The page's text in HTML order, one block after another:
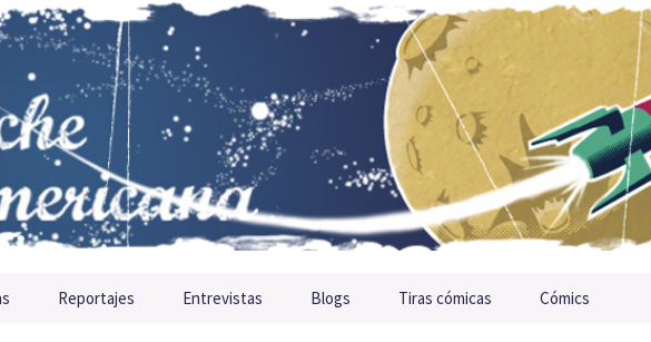
Reportajes Entrevistas Blogs Tiras cómicas Cómics